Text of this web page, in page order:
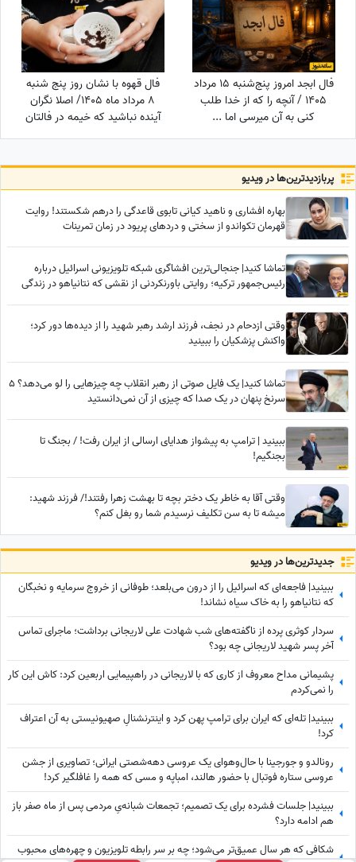
فال ابجد امروز پنج‌شنبه 15 مرداد
1405 / آنچه را که از خدا طلب
کنی به آن میرسی اما ...
فال قهوه با نشان روز پنج شنبه
8 مرداد ماه 1405/ اصلا نگران
آینده نباشید که خیمه در فالتان
تامین مالی است و افزایش مال و
پربازدید‌ترین‌ها در ویدیو
بهاره افشاری و ناهید کیانی تابوی قاعدگی را درهم شکستند! روایت
قهرمان تکواندو از سختی و دردهای پریود در زمان تمرینات
تماشا کنید| جنجالی‌ترین افشاگری شبکه تلویزیونی اسرائیل درباره
رئیس‌جمهور ترکیه؛ روایتی باورنکردنی از نقشی که نتانیاهو در زندگی
وقتی ازدحام در نجف، فرزند ارشد رهبر شهید را از دیده‌ها دور کرد؛
واکنش پزشکیان را ببینید
تماشا کنید| یک فایل صوتی از رهبر انقلاب چه چیزهایی را لو می‌دهد؟ 5
سرنخ پنهان در یک صدا که چیزی از آن نمی‌دانستید
ببینید | ترامپ به پیشواز هدایای ارسالی از ایران رفت! / بجنگ تا
بجنگیم!
وقتی آقا به خاطر یک دختر بچه تا بهشت زهرا رفتند!/ فرزند شهید:
میشه تا به سن تکلیف نرسیدم شما رو بغل کنم؟
جدید‌ترین‌ها در ویدیو
ببینید| فاجعه‌ای که اسرائیل را از درون می‌بلعد؛ طوفانی از خروج سرمایه و نخبگان
که نتانیاهو را به خاک سیاه نشاند!
سردار کوثری پرده از ناگفته‌های شب شهادت علی لاریجانی برداشت؛ ماجرای تماس
آخر پسر شهید لاریجانی چه بود؟
پشیمانی مداح معروف از کاری که با لاریجانی در راهپیمایی اربعین کرد: کاش این کار
را نمی‌کردم
ببینید| تله‌ای که ایران برای ترامپ پهن کرد و اینترنشنالِ صهیونیستی به آن اعتراف
کرد!
رونالدو و جورجینا با حال‌وهوای یک عروسی دهه‌شصتی ایرانی؛ تصاویری از جشن
عروسی ستاره فوتبال با حضور هالند، امباپه و مسی که همه را غافلگیر کرد!
ببینید| جلسات فشرده برای یک تصمیم؛ تجمعات شبانه‌یِ مردمی پس از ماه صفر باز
هم ادامه دارد؟
شکافی که هر سال عمیق‌تر می‌شود؛ چه بر سر رابطه تلویزیون و چهره‌های محبوب